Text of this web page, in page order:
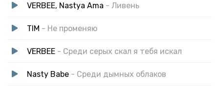
VERBEE, Nastya Ama - Ливень
TIM - Не променяю
VERBEE - Среди серых скал я тебя искал
Nasty Babe - Среди дымных облаков